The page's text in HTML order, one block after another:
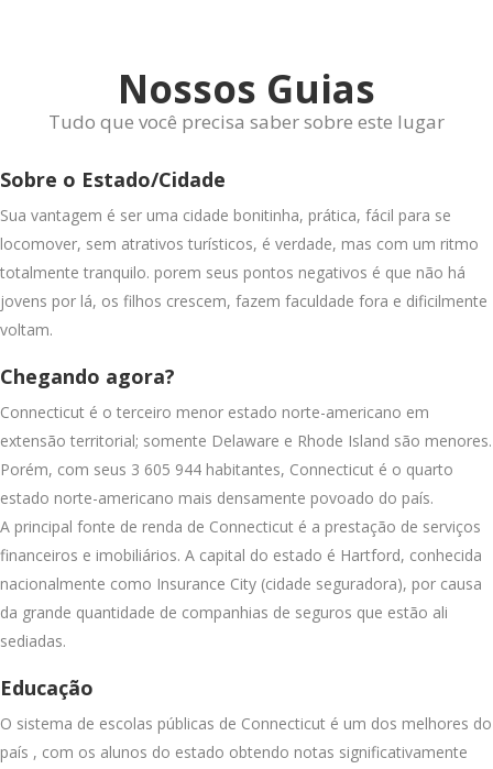
Nossos Guias
Tudo que você precisa saber sobre este lugar
Sobre o Estado/Cidade
Sua vantagem é ser uma cidade bonitinha, prática, fácil para se
locomover, sem atrativos turísticos, é verdade, mas com um ritmo
totalmente tranquilo. porem seus pontos negativos é que não há
jovens por lá, os filhos crescem, fazem faculdade fora e dificilmente
voltam.
Chegando agora?
Connecticut é o terceiro menor estado norte-americano em
extensão territorial; somente Delaware e Rhode Island são menores.
Porém, com seus 3 605 944 habitantes, Connecticut é o quarto
estado norte-americano mais densamente povoado do país.
A principal fonte de renda de Connecticut é a prestação de serviços
financeiros e imobiliários. A capital do estado é Hartford, conhecida
nacionalmente como Insurance City (cidade seguradora), por causa
da grande quantidade de companhias de seguros que estão ali
sediadas.
Educação
O sistema de escolas públicas de Connecticut é um dos melhores do
país , com os alunos do estado obtendo notas significativamente